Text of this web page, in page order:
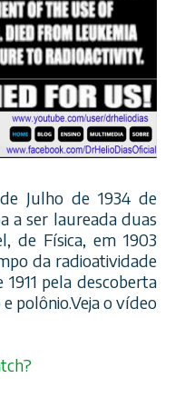
Julho de 1934 de
a ser laureada duas
de Física, em 1903
da radioatividade
pela descoberta
polônio.Veja o vídeo